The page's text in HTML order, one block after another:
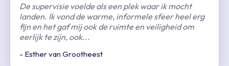
De supervisie voelde als een plek waar ik mocht
landen. Ik vond de warme, informele sfeer heel erg
fijn en het gaf mij ook de ruimte en veiligheid om
eerlijk te zijn, ook...
- Esther van Grootheest